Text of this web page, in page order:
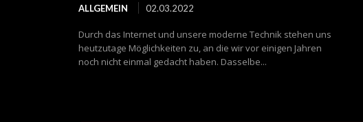
ALLGEMEIN 02.03.2022
Durch das Internet und unsere moderne Technik stehen uns
heutzutage Möglichkeiten zu, an die wir vor einigen Jahren
noch nicht einmal gedacht haben. Dasselbe...